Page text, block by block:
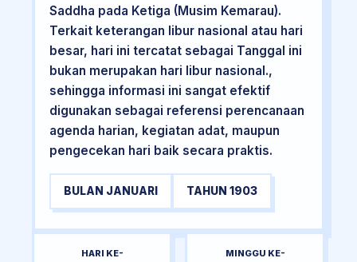
Saddha pada Ketiga (Musim Kemarau).
Terkait keterangan libur nasional atau hari
besar, hari ini tercatat sebagai Tanggal ini
bukan merupakan hari libur nasional.,
sehingga informasi ini sangat efektif
digunakan sebagai referensi perencanaan
agenda harian, kegiatan adat, maupun
pengecekan hari baik secara praktis.
BULAN JANUARI TAHUN 1903
HARI KE- MINGGU KE-